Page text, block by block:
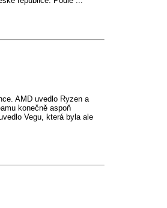
AMD uvedlo Ryzen a
konečně aspoň
Vegu, která byla ale